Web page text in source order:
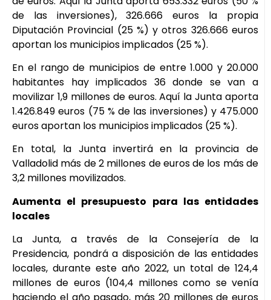
de las inversiones), 326.666 euros la propia
Diputación Provincial (25 %) y otros 326.666 euros
aportan los municipios implicados (25 %).
En el rango de municipios de entre 1.000 y 20.000
habitantes hay implicados 36 donde se van a
movilizar 1,9 millones de euros. Aquí la Junta aporta
1.426.849 euros (75 % de las inversiones) y 475.000
euros aportan los municipios implicados (25 %).
En total, la Junta invertirá en la provincia de
Valladolid más de 2 millones de euros de los más de
3,2 millones movilizados.
Aumenta el presupuesto para las entidades
locales
La Junta, a través de la Consejería de la
Presidencia, pondrá a disposición de las entidades
locales, durante este año 2022, un total de 124,4
millones de euros (104,4 millones como se venía